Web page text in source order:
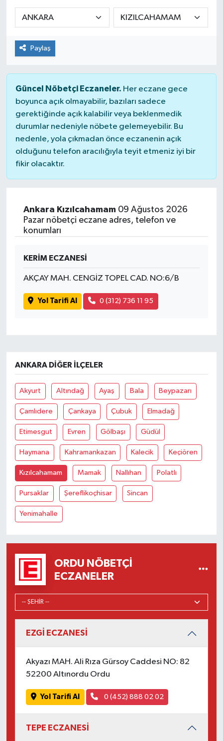
Paylaş
Güncel Nöbetçi Eczaneler. Her eczane gece
boyunca açık olmayabilir, bazıları sadece
gerektiğinde açık kalabilir veya beklenmedik
durumlar nedeniyle nöbete gelemeyebilir. Bu
nedenle, yola çıkmadan önce eczanenin açık
olduğunu telefon aracılığıyla teyit etmeniz iyi bir
fikir olacaktır.
Ankara Kızılcahamam09 Ağustos 2026
Pazar nöbetçi eczane adres, telefon ve
konumları
KERİM ECZANESİ
AKÇAY MAH. CENGİZ TOPEL CAD. NO:6/B
Yol Tarifi Al 0 (312) 736 11 95
ANKARA DIĞER İLÇELER
Akyurt Altındağ Ayaş Bala Beypazarı
Çamlıdere Çankaya Çubuk Elmadağ
Etimesgut Evren Gölbaşı Güdül
Haymana Kahramankazan Kalecik Keçiören
Kızılcahamam Mamak Nallıhan Polatlı
Pursaklar Şereflikoçhisar Sincan
Yenimahalle
ORDU NÖBETÇI
ECZANELER
EZGİ ECZANESİ
Akyazı MAH. Ali Rıza Gürsoy Caddesi NO: 82
52200 Altınordu Ordu
Yol Tarifi Al 0 (452) 888 02 02
TEPE ECZANESİ
KADIN
KULTUR-SANAT
MEDYA
OTOMOBİL
ÖZEL HABER
SAĞLIK
TEKNOLOJİ
YAŞAM